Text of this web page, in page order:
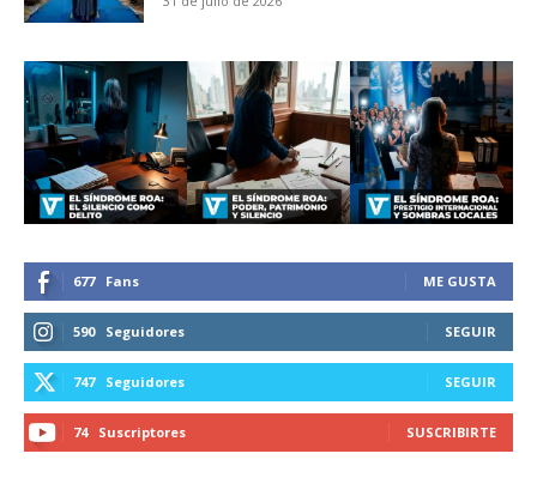
677 Fans ME GUSTA
590 Seguidores SEGUIR
747 Seguidores SEGUIR
74 Suscriptores SUSCRIBIRTE